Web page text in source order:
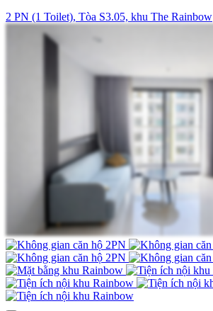
2 PN (1 Toilet), Tòa S3.05, khu The Rainbow